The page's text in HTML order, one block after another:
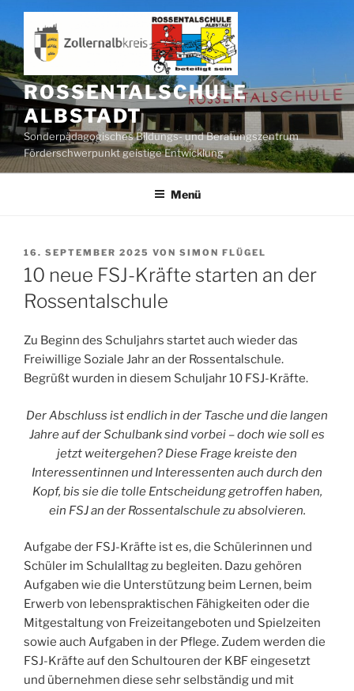
Zum
springen
ROSSENTALSCHULE
ALBSTADT
Sonderpädagogisches Bildungs- und Beratungszentrum
Förderschwerpunkt geistige Entwicklung
Menü
VERÖFFENTLICHT
AM
16. SEPTEMBER 2025 VON SIMON FLÜGEL
10 neue FSJ-Kräfte starten an der
Rossentalschule
Zu Beginn des Schuljahrs startet auch wieder das
Freiwillige Soziale Jahr an der Rossentalschule.
Begrüßt wurden in diesem Schuljahr 10 FSJ-Kräfte.
Der Abschluss ist endlich in der Tasche und die langen
Jahre auf der Schulbank sind vorbei – doch wie soll es
jetzt weitergehen? Diese Frage kreiste den
Interessentinnen und Interessenten auch durch den
Kopf, bis sie die tolle Entscheidunggetroffen haben,
ein FSJ an der Rossentalschule zu absolvieren.
Aufgabe der FSJ-Kräfte ist es, die Schülerinnen und
Schüler im Schulalltag zu begleiten. Dazu gehören
Aufgaben wie die Unterstützung beim Lernen, beim
Erwerb von lebenspraktischen Fähigkeiten oder die
Mitgestaltung von Freizeitangeboten und Spielzeiten
sowie auch Aufgaben in der Pflege. Zudem werden die
FSJ-Kräfte auf den Schultouren der KBF eingesetzt
und übernehmen diese sehr selbständig und mit